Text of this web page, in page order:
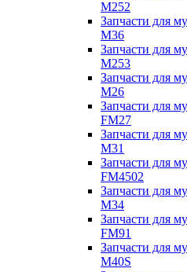
M252
Запчасти для
M36
Запчасти для
M253
Запчасти для
M26
Запчасти для
FM27
Запчасти для
M31
Запчасти для
FM4502
Запчасти для
M34
Запчасти для
FM91
Запчасти для
M40S